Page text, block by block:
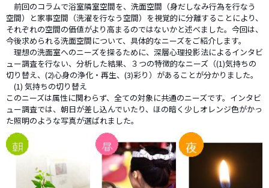
前回のコラムで浴室隣室空間を、洗面空間（身だしなみ行為を行なう
空間）と家事空間（洗濯を行なう空間）を視覚的に分離することにより、
それぞれの空間の価値がより高まるのではないかと述べました。今回は、
今後求められる洗面空間について、具体的なニーズをご紹介します。
理想の洗面室へのニーズを探るために、深層心理投影法によるインタビ
ュー調査を行ない、分析した結果、３つの特徴的なニーズ（(1)気持ちの
切り替え、(2)心身の浄化・再生、(3)彩り）があることが分かりました。
(1) 気持ちの切り替え
このニーズは属性に関わらず、全ての対象に共通のニーズです。インタビ
ュー調査では、朝日が差し込んでいたり、ほの暗く少しオレンジ色がかっ
た照明のような写真が選ばれました。